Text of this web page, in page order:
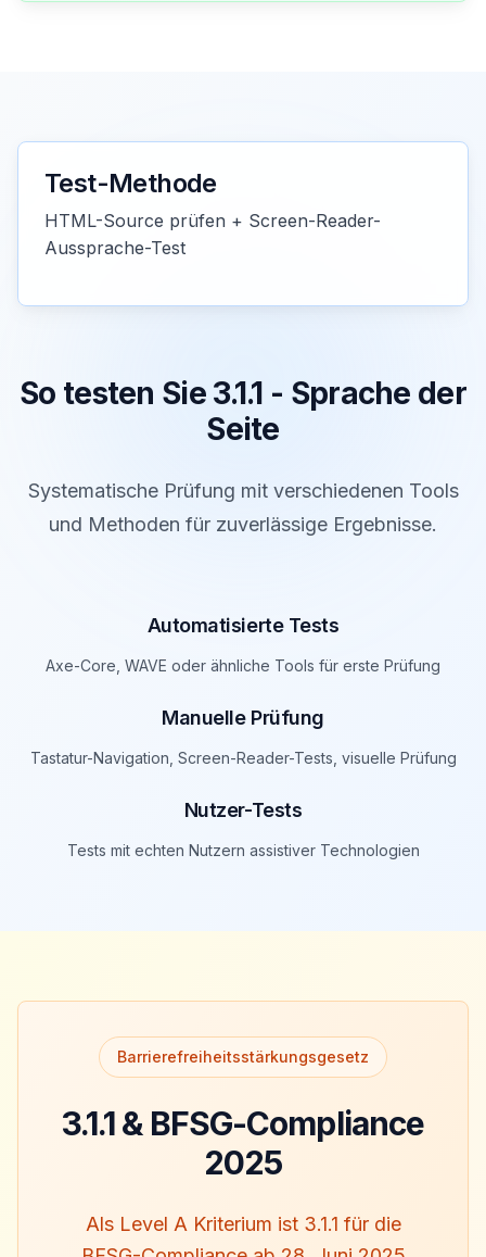
Test-Methode
HTML-Source prüfen + Screen-Reader-
Aussprache-Test
So testen Sie 3.1.1 - Sprache der
Seite
Systematische Prüfung mit verschiedenen Tools
und Methoden für zuverlässige Ergebnisse.
Automatisierte Tests
Axe-Core, WAVE oder ähnliche Tools für erste Prüfung
Manuelle Prüfung
Tastatur-Navigation, Screen-Reader-Tests, visuelle Prüfung
Nutzer-Tests
Tests mit echten Nutzern assistiver Technologien
Barrierefreiheitsstärkungsgesetz
3.1.1 & BFSG-Compliance
2025
Als Level A Kriterium ist 3.1.1 für die